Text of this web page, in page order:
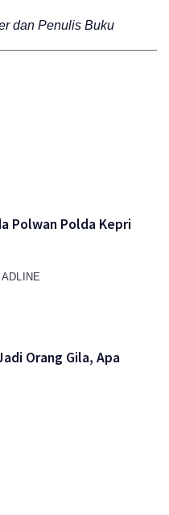
dan Penulis Buku
Polwan Polda Kepri
Orang Gila, Apa